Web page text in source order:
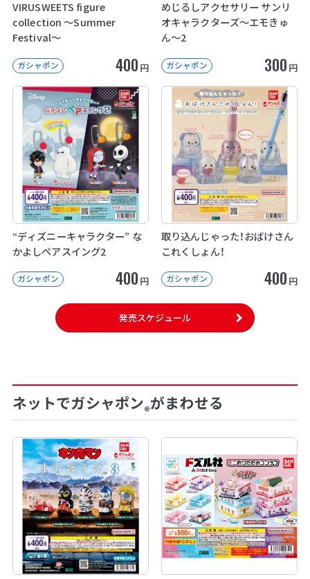
VIRUSWEETS figure
collection ～Summer
Festival～
ガシャポン 400 円
めじるしアクセサリー サンリ
オキャラクターズ～エモきゅ
ん～2
ガシャポン 300 円
“ディズニーキャラクター” な
かよしペアスイング2
ガシャポン 400 円
取り込んじゃった！おばけさん
これくしょん！
ガシャポン 400 円
発売スケジュール
ネットでガシャポン®がまわせる